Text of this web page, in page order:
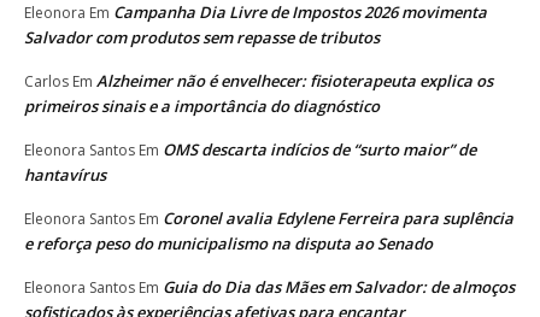
Eleonora Em Campanha Dia Livre de Impostos 2026 movimenta
Salvador com produtos sem repasse de tributos
Carlos Em Alzheimer não é envelhecer: fisioterapeuta explica os
primeiros sinais e a importância do diagnóstico
Eleonora Santos Em OMS descarta indícios de “surto maior” de
hantavírus
Eleonora Santos Em Coronel avalia Edylene Ferreira para suplência
e reforça peso do municipalismo na disputa ao Senado
Eleonora Santos Em Guia do Dia das Mães em Salvador: de almoços
sofisticados às experiências afetivas para encantar